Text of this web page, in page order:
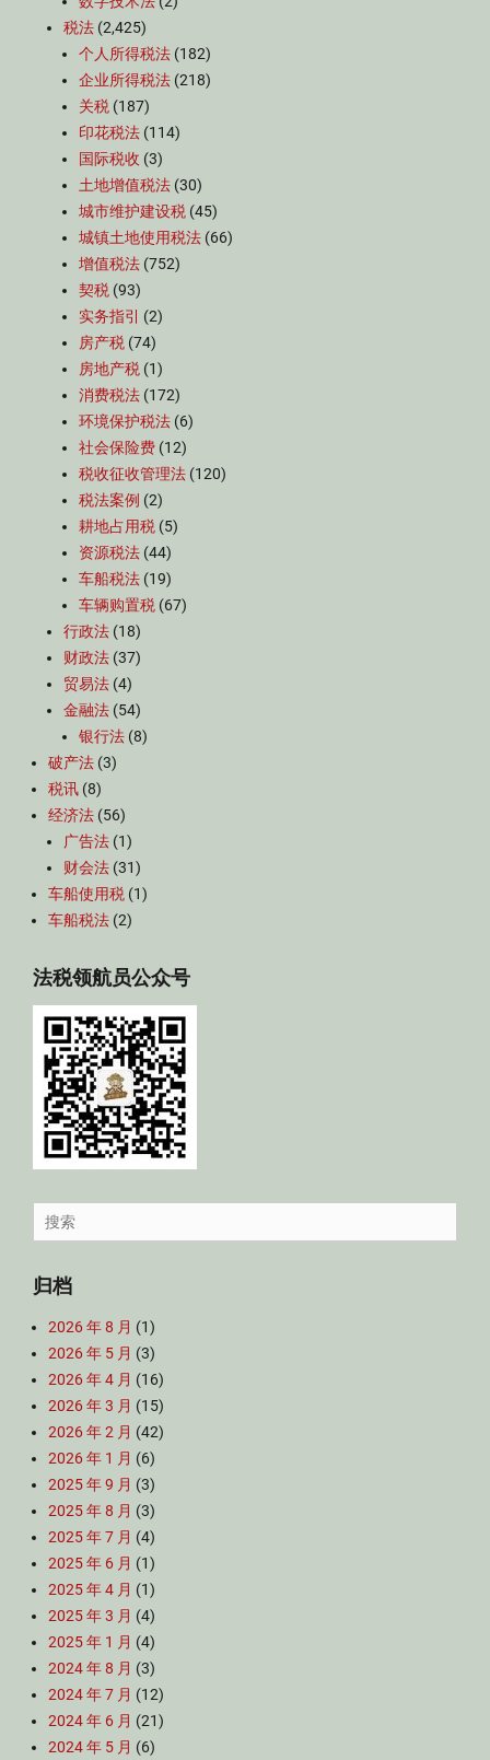
税法 (2,425)
个人所得税法 (182)
企业所得税法 (218)
关税 (187)
印花税法 (114)
国际税收 (3)
土地增值税法 (30)
城市维护建设税 (45)
城镇土地使用税法 (66)
增值税法 (752)
契税 (93)
实务指引
(2)
房产税 (74)
房地产税 (1)
消费税法 (172)
环境保护税法 (6)
社会保险费 (12)
税收征收管理法 (120)
税法案例 (2)
耕地占用税 (5)
资源税法 (44)
车船税法 (19)
车辆购置税 (67)
行政法 (18)
财政法 (37)
贸易法 (4)
金融法 (54)
银行法 (8)
破产法 (3)
税讯 (8)
经济法 (56)
广告法 (1)
财会法 (31)
车船使用税 (1)
车船税法 (2)
法税领航员公众号
Search
for:
归档
2026 年 8 月 (1)
2026 年 5 月 (3)
2026 年 4 月 (16)
2026 年 3 月 (15)
2026 年 2 月 (42)
2026 年 1 月 (6)
2025 年 9 月 (3)
2025 年 8 月 (3)
2025 年 7 月 (4)
2025 年 6 月 (1)
2025 年 4 月 (1)
2025 年 3 月 (4)
2025 年 1 月 (4)
2024 年 8 月 (3)
2024 年 7 月 (12)
2024 年 6 月 (21)
2024 年 5 月 (6)